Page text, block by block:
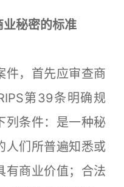
秘密的标准
，首先应审查商
第39条明确规
列条件：是一种秘
人们所普遍知悉或
有商业价值；合法